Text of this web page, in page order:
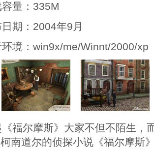
量：335M
：2004年9月
：win9x/me/Winnt/2000/xp
尔摩斯》大家不但不陌生，
南道尔的侦探小说《福尔摩斯